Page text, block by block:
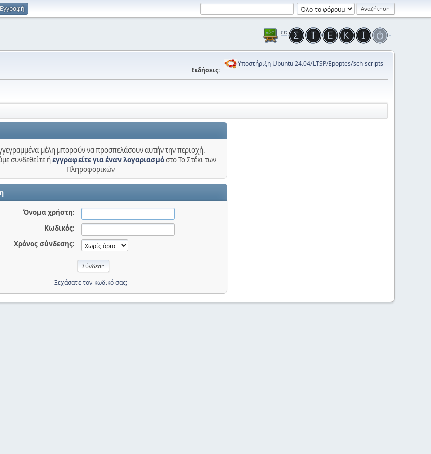
Εγγραφή
Ειδήσεις:
Υποστήριξη Ubuntu 24.04/LTSP/Epoptes/sch-scripts
μέλη μπορούν να προσπελάσουν αυτήν την περιοχή.
συνδεθείτε ήεγγραφείτε για έναν λογαριασμόστο Το Στέκι των
Πληροφορικών
Όνομα χρήστη:
Κωδικός:
Χρόνος σύνδεσης:
Ξεχάσατε τον κωδικό σας;